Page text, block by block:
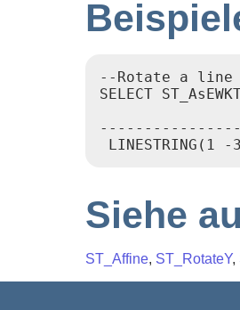
--Rotate a line
SELECT
Siehe
ST_Affine, ST_RotateY,